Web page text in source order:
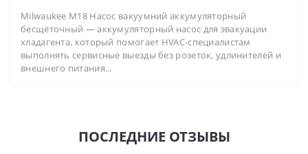
Milwaukee M18 Насос вакуумний аккумуляторный
бесщёточный — аккумуляторный насос для эвакуации
хладагента, который помогает HVAC-специалистам
выполнять сервисные выезды без розеток, удлинителей и
внешнего питания...
ПОСЛЕДНИЕ ОТЗЫВЫ